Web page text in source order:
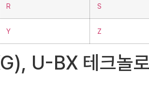
R S
Y Z
U-BX 테크놀로